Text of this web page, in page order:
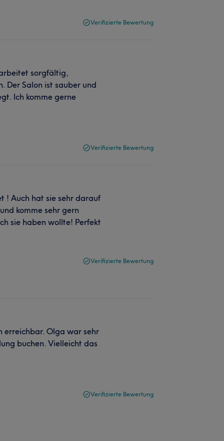
Verifizierte Bewertung
sorgfältig,
Der Salon ist sauber und
Ich komme gerne
Verifizierte Bewertung
! Auch hat sie sehr darauf
komme sehr gern
sie haben wollte! Perfekt
Verifizierte Bewertung
erreichbar. Olga war sehr
buchen. Vielleicht das
Verifizierte Bewertung